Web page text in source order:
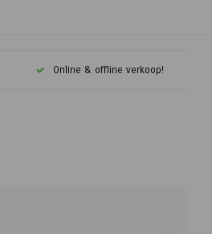
Online & offline verkoop!